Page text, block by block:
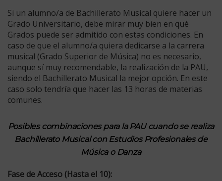
Si un alumno/a de Bachillerato Musical quiere hacer un
Grado Universitario, debe mirar muy bien en qué
Grados puede ser admitido con estas condiciones. En
caso de que el alumno/a quiera dedicarse a la carrera
musical (Grado Superior de Música) no es necesario,
aunque sí muy recomendable, la realización de la PAU,
siendo el Bachillerato Musical la mejor opción. En este
caso solo tendría que hacer las 13 horas de materias
comunes.
Posibles combinaciones para la PAU cuando se realiza
Bachillerato Musicalcon Estudios Profesionales de
Música o Danza
Fase de Acceso (Hasta el 10):